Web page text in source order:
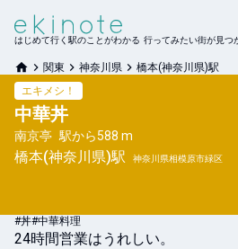
はじめて行く駅のことがわかる 行ってみたい街が見つ
関東 神奈川県 橋本(神奈川県)駅
エキメシ！
中華丼
南京亭 駅から588 m
橋本(神奈川県)駅 神奈川県相模原市緑区
#丼#中華料理
24時間営業はうれしい。